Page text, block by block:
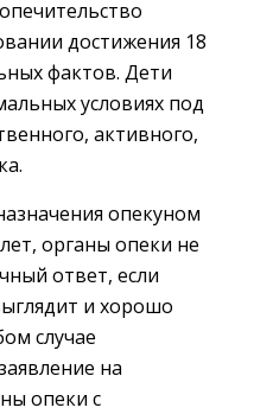
достижения 18
фактов. Дети
условиях под
активного,
опекуном
органы опеки не
ответ, если
и хорошо
случае
на
опеки с